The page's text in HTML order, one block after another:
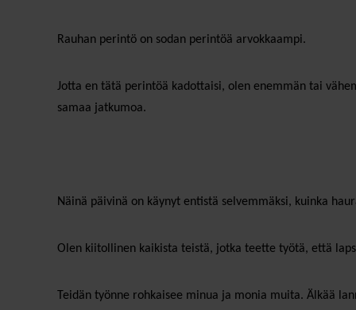
Rauhan perintö on sodan perintöä arvokkaampi.
Jotta en tätä perintöä kadottaisi, olen enemmän tai
samaa jatkumoa.
Näinä päivinä on käynyt entistä selvemmäksi, kuinka
Olen kiitollinen kaikista teistä, jotka teette työtä, että
Teidän työnne rohkaisee minua ja monia muita. Älkää